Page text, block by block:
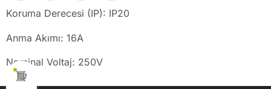
Koruma Derecesi (IP): IP20
Anma Akımı: 16A
Nominal Voltaj: 250V